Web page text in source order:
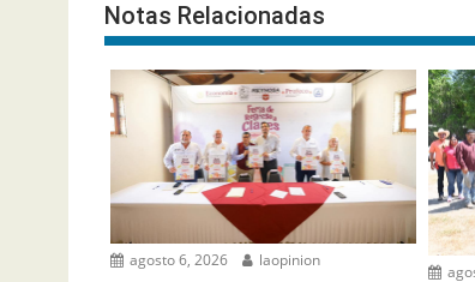
Notas Relacionadas
agosto 6, 2026 laopinion